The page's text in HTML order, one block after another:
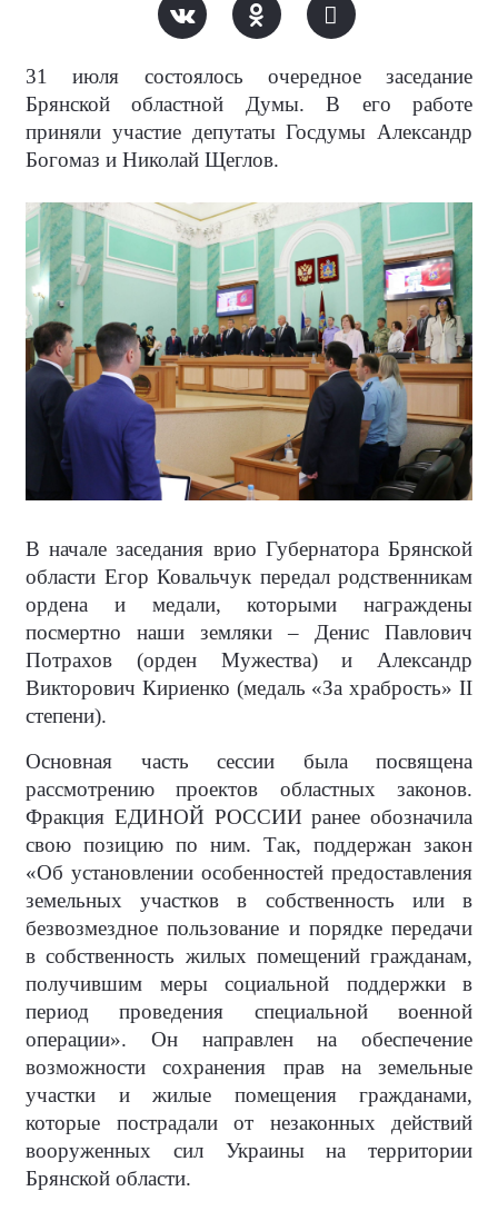
31 июля состоялось очередное заседание
Брянской областной Думы. В его работе
приняли участие депутаты Госдумы Александр
Богомаз и Николай Щеглов.
В начале заседания врио Губернатора Брянской
области Егор Ковальчук передал родственникам
ордена и медали, которыми награждены
посмертно наши земляки – Денис Павлович
Потрахов (орден Мужества) и Александр
Викторович Кириенко (медаль «За храбрость» II
степени).
Основная часть сессии была посвящена
рассмотрению проектов областных законов.
Фракция ЕДИНОЙ РОССИИ ранее обозначила
свою позицию по ним. Так, поддержан закон
«Об установлении особенностей предоставления
земельных участков в собственность или в
безвозмездное пользование и порядке передачи
в собственность жилых помещений гражданам,
получившим меры социальной поддержки в
период проведения специальной военной
операции». Он направлен на обеспечение
возможности сохранения прав на земельные
участки и жилые помещения гражданами,
которые пострадали от незаконных действий
вооруженных сил Украины на территории
Брянской области.